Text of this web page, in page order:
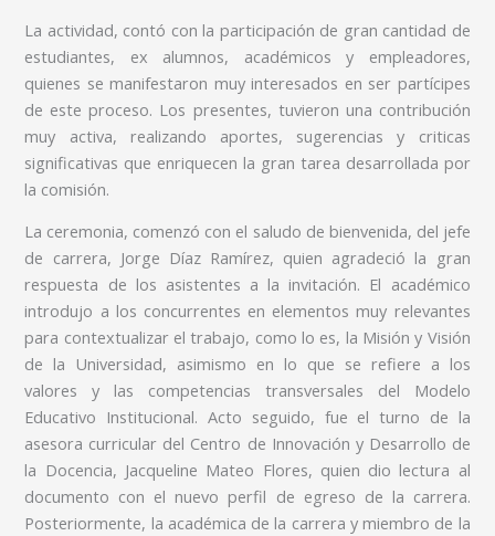
La actividad, contó con la participación de gran cantidad de
estudiantes, ex alumnos, académicos y empleadores,
quienes se manifestaron muy interesados en ser partícipes
de este proceso. Los presentes, tuvieron una contribución
muy activa, realizando aportes, sugerencias y criticas
significativas que enriquecen la gran tarea desarrollada por
la comisión.
La ceremonia, comenzó con el saludo de bienvenida, del jefe
de carrera, Jorge Díaz Ramírez, quien agradeció la gran
respuesta de los asistentes a la invitación. El académico
introdujo a los concurrentes en elementos muy relevantes
para contextualizar el trabajo, como lo es, la Misión y Visión
de la Universidad, asimismo en lo que se refiere a los
valores y las competencias transversales del Modelo
Educativo Institucional. Acto seguido, fue el turno de la
asesora curricular del Centro de Innovación y Desarrollo de
la Docencia, Jacqueline Mateo Flores, quien dio lectura al
documento con el nuevo perfil de egreso de la carrera.
Posteriormente, la académica de la carrera y miembro de la